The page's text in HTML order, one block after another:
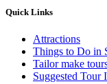
Quick Links
Attractions
Things to Do in
Tailor make
Suggested Tour